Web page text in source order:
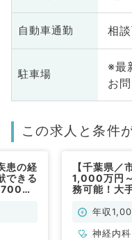
自動車通勤 相
駐車場
※最
お
この求人と条件
患の経
できる
万
【千葉県／
1,000万円
務可能！大
年収
神経内